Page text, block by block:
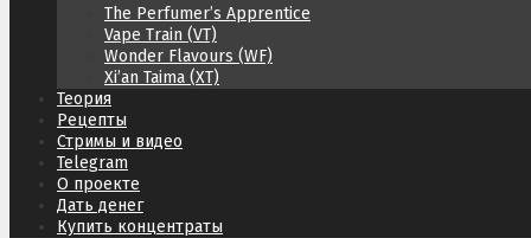
The Perfumer’s Apprentice
Vape Train (VT)
Wonder Flavours (WF)
Xi’an Taima (XT)
Теория
Рецепты
Стримы и видео
Telegram
О проекте
Дать денег
Купить концентраты